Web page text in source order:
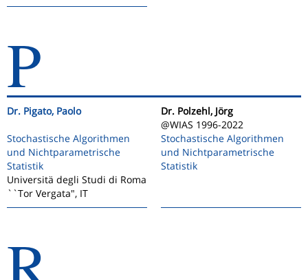
P
Dr. Pigato, Paolo
Stochastische Algorithmen
und Nichtparametrische
Statistik
Universitä degli Studi di Roma
``Tor Vergata", IT
Dr. Polzehl, Jörg
@WIAS 1996-2022
Stochastische Algorithmen
und Nichtparametrische
Statistik